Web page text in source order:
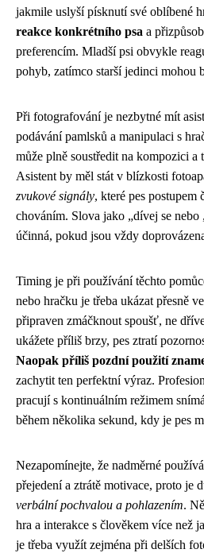
jakmile uslyší písknutí své oblíbené
reakce konkrétního psa a
preferencím. Mladší psi obvykle
pohyb, zatímco starší jedinci mohou
Při fotografování je nezbytné mít
podávání pamlsků a manipulaci s
může plně soustředit na kompozici a
Asistent by měl stát v blízkosti
zvukové signály, které pes postupem
chováním. Slova jako „dívej se
účinná, pokud jsou vždy
Timing je při používání těchto
nebo hračku je třeba ukázat přesně
připraven zmáčknout spoušť, ne
ukážete příliš brzy, pes ztratí
Naopak příliš pozdní použití
zachytit ten perfektní výraz.
pracují s kontinuálním režimem
během několika sekund, kdy je pes
Nezapomínejte, že nadměrné
přejedení a ztrátě motivace, proto je
verbální pochvalou a pohlazením.
hra a interakce s člověkem více než
je třeba využít zejména při delších